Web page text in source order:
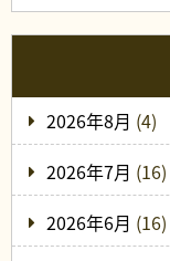
2026年8月 (4)
2026年7月 (16)
2026年6月 (16)